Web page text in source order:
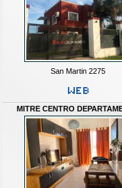
San Martin 2275
MITRE CENTRO